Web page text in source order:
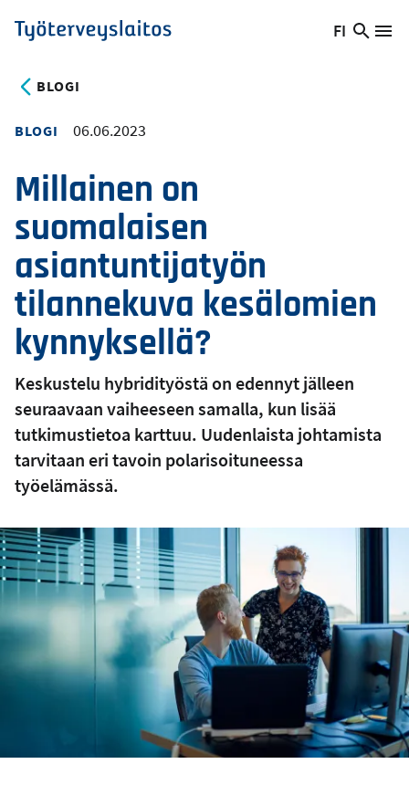
Hyppää
pääsisältöön
Työterveyslaitos
Vaihda
FI
Hae
BLOGI
BLOGI 06.06.2023
Millainen on
suomalaisen
asiantuntijatyön
tilannekuva kesälomien
kynnyksellä?
Keskustelu hybridityöstä on edennyt jälleen
seuraavaan vaiheeseen samalla, kun lisää
tutkimustietoa karttuu. Uudenlaista johtamista
tarvitaan eri tavoin polarisoituneessa
työelämässä.